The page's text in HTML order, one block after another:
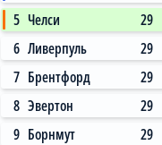
Вчера, 17:01
Хватит
будет
этим
5 Челси 29
6 Ливерпуль 29
7 Брентфорд 29
8 Эвертон 29
9 Борнмут 29